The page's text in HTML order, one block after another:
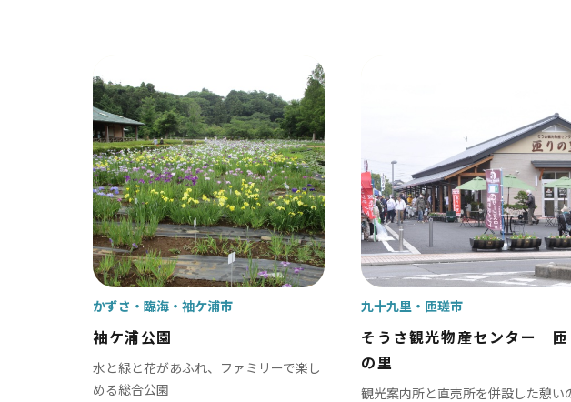
袖ケ浦公園
水と緑と花があふれ、ファミリーで楽し
める総合公園
かずさ・臨海 袖ケ浦市
そうさ観光物産センター 匝
の里
観光案内所と直売所を併設した憩い
九十九里 匝瑳市